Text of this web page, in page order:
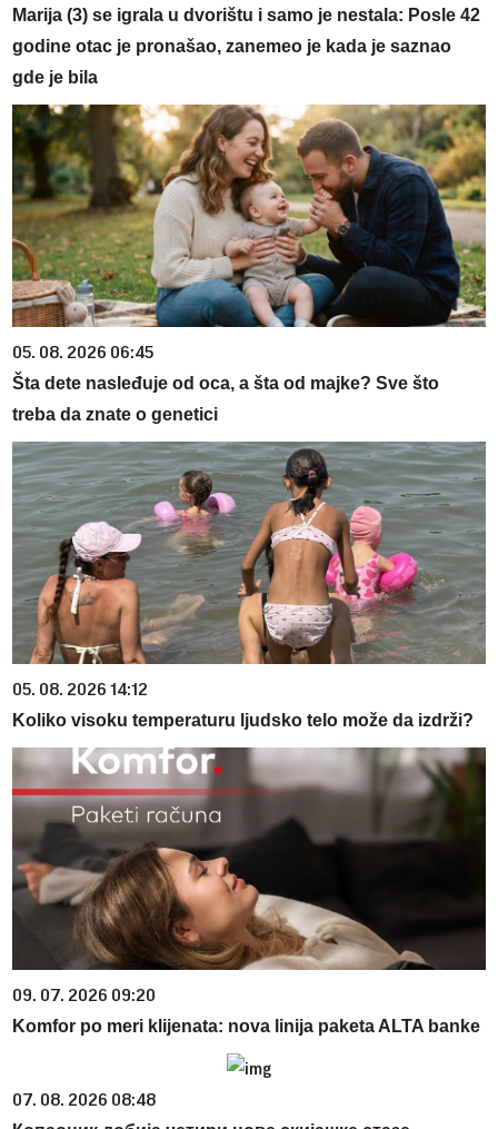
Marija (3) se igrala u dvorištu i samo je nestala: Posle 42
godine otac je pronašao, zanemeo je kada je saznao
gde je bila
05. 08. 2026 06:45
Šta dete nasleđuje od oca, a šta od majke? Sve što
treba da znate o genetici
05. 08. 2026 14:12
Koliko visoku temperaturu ljudsko telo može da izdrži?
09. 07. 2026 09:20
Komfor po meri klijenata: nova linija paketa ALTA banke
07. 08. 2026 08:48